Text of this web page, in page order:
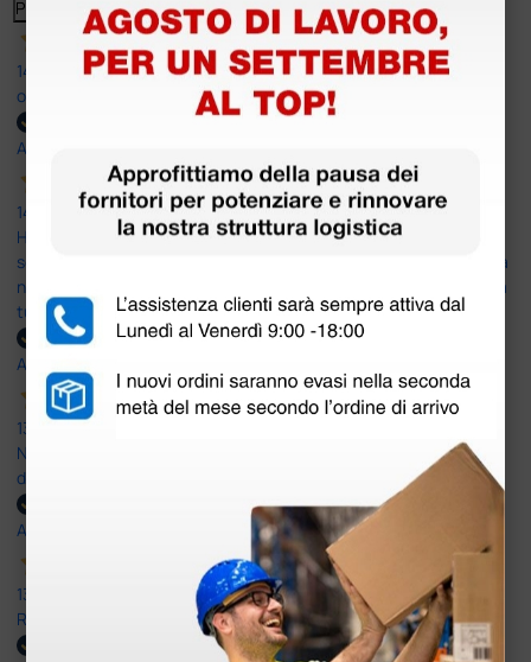
Precedente Successivo
14 Luglio 2026
ottima
Acquirente verificato
14 Luglio 2026
Ho acquistato un ecografo da Doctor Shop e sono rimasto molto
soddisfatto dell'esperienza. Apparecchiatura di qualità, consegna
nei tempi previsti e un servizio clienti disponibile che ha risposto a
tutti i miei dubbi prima dell'acquisto. Consigliato
Acquirente verificato
13 Luglio 2026
Nulla da eccepire. Tutto estremamente chiaro e corretto,
dall’ordine alla consegna.
Acquirente verificato
13 Luglio 2026
Rapidi, disponibili ben forniti